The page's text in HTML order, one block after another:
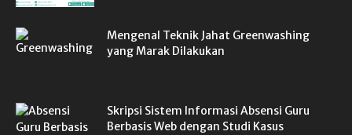
Mengenal Teknik Jahat Greenwashing
yang Marak Dilakukan
Skripsi Sistem Informasi Absensi Guru
Berbasis Web dengan Studi Kasus